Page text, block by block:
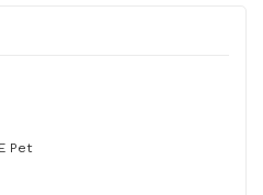
quantità
Pet